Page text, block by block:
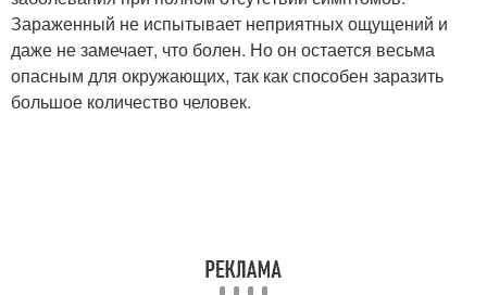
Зараженный не испытывает неприятных ощущений и
даже не замечает, что болен. Но он остается весьма
опасным для окружающих, так как способен заразить
большое количество человек.